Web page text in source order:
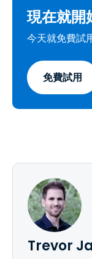
現在就開
今天就免費試
免費試用
Trevor